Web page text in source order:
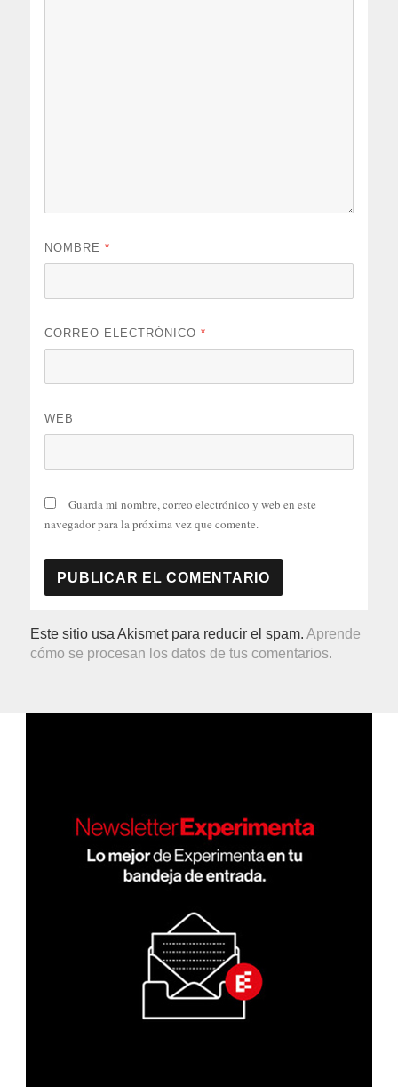
NOMBRE*
CORREO ELECTRÓNICO*
WEB
Guarda mi nombre, correo electrónico y web en este
navegador para la próxima vez que comente.
Este sitio usa Akismet para reducir el spam.Aprende
cómo se procesan los datos de tus comentarios.